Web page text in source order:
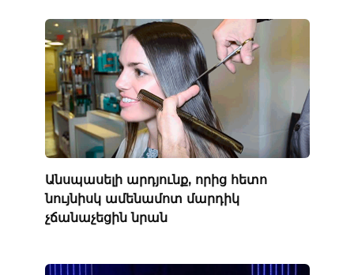
Անսպասելի արդյունք, որից հետո
նույնիսկ ամենամոտ մարդիկ
չճանաչեցին նրան